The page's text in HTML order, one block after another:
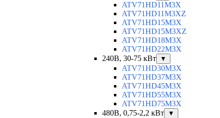
ATV71HD11M3X
ATV71HD11M3XZ
ATV71HD15M3X
ATV71HD15M3XZ
ATV71HD18M3X
ATV71HD22M3X
240В, 30-75 кВт
▼
ATV71HD30M3X
ATV71HD37M3X
ATV71HD45M3X
ATV71HD55M3X
ATV71HD75M3X
480В, 0,75-2,2 кВт
▼